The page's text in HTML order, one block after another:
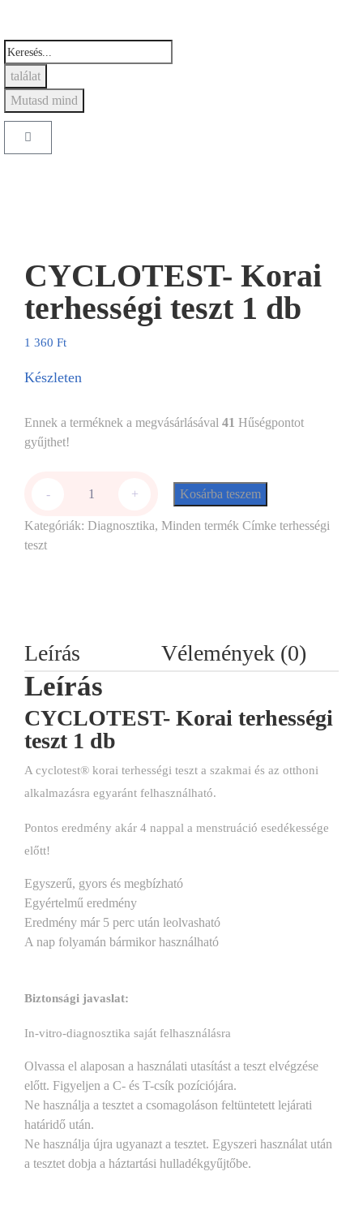
találat
Mutasd mind
CYCLOTEST- Korai
terhességi teszt 1 db
1 360 Ft
Készleten
Ennek a terméknek a megvásárlásával 41 Hűségpontot
gyűjthet!
- + Kosárba teszem
Kategóriák: Diagnosztika, Minden termék Címke terhességi
teszt
Leírás Vélemények (0)
Leírás
CYCLOTEST- Korai terhességi
teszt 1 db
A cyclotest® korai terhességi teszt a szakmai és az otthoni
alkalmazásra egyaránt felhasználható.
Pontos eredmény akár 4 nappal a menstruáció esedékessége
előtt!
Egyszerű, gyors és megbízható
Egyértelmű eredmény
Eredmény már 5 perc után leolvasható
A nap folyamán bármikor használható
Biztonsági javaslat:
In-vitro-diagnosztika saját felhasználásra
Olvassa el alaposan a használati utasítást a teszt elvégzése
előtt. Figyeljen a C- és T-csík pozíciójára.
Ne használja a tesztet a csomagoláson feltüntetett lejárati
határidő után.
Ne használja újra ugyanazt a tesztet. Egyszeri használat után
a tesztet dobja a háztartási hulladékgyűjtőbe.